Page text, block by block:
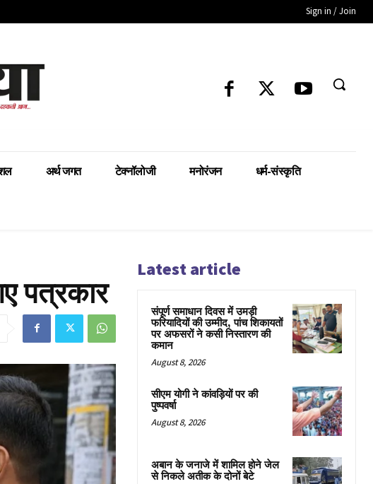
Sign in / Join
अर्थ जगत टेक्नॉलोजी मनोरंजन धर्म-संस्कृति
पत्रकार
Latest article
संपूर्ण समाधान दिवस में उमड़ी
फरियादियों की उम्मीद, पांच शिकायतों
पर अफसरों ने कसी निस्तारण की
कमान
August 8, 2026
सीएम योगी ने कांवड़ियों पर की
पुष्पवर्षा
August 8, 2026
अबान के जनाजे में शामिल होने जेल
से निकले अतीक के दोनों बेटे